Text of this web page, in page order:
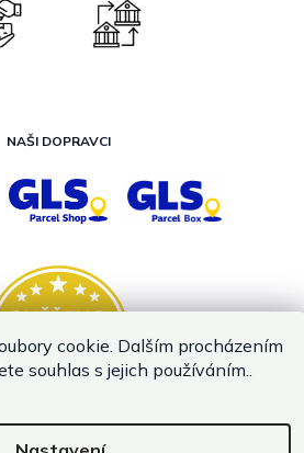
cookie. Dalším procházením
souhlas s jejich používáním..
NAŠI DOPRAVCI